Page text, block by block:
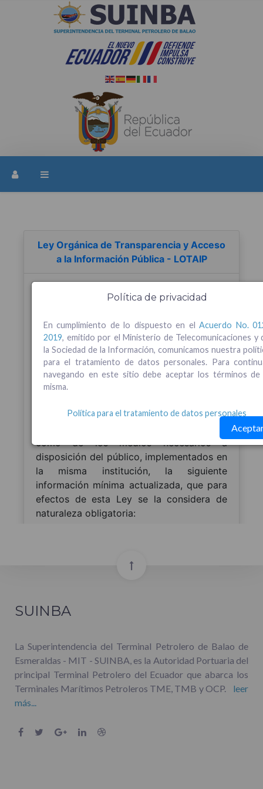
Política de privacidad
En cumplimiento de lo dispuesto en el Acuerdo No.
2019, emitido por el Ministerio de Telecomunicaciones y
la Sociedad de la Información, comunicamos nuestra
para el tratamiento de datos personales. Para
navegando en este sitio debe aceptar los términos de
misma.
Política para el tratamiento de datos personales
SUINBA
La Superintendencia del Terminal Petrolero de Balao de
Esmeraldas - MIT - SUINBA, es la Autoridad Portuaria del
principal Terminal Petrolero del Ecuador que abarca los
Terminales Marítimos Petroleros TME, TMB y OCP. leer
más...